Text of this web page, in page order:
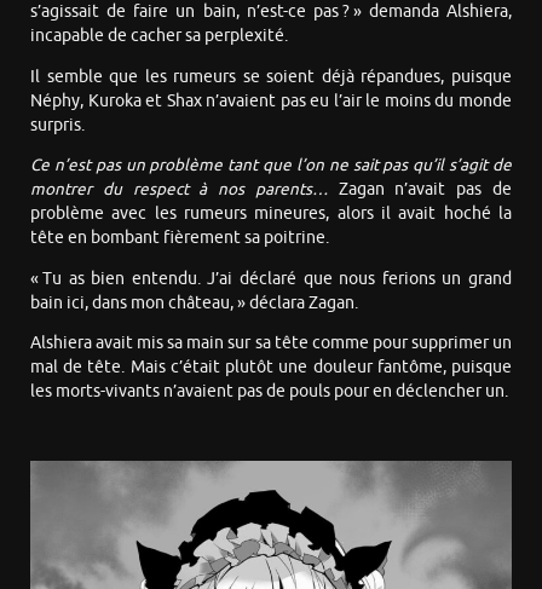
s’agissait de faire un bain, n’est-ce pas ? » demanda Alshiera,
incapable de cacher sa perplexité.
Il semble que les rumeurs se soient déjà répandues, puisque
Néphy, Kuroka et Shax n’avaient pas eu l’air le moins du monde
surpris.
Ce n’est pas un problème tant que l’on ne sait pas qu’il s’agit de
montrer du respect à nos parents… Zagan n’avait pas de
problème avec les rumeurs mineures, alors il avait hoché la
tête en bombant fièrement sa poitrine.
« Tu as bien entendu. J’ai déclaré que nous ferions un grand
bain ici, dans mon château, » déclara Zagan.
Alshiera avait mis sa main sur sa tête comme pour supprimer un
mal de tête. Mais c’était plutôt une douleur fantôme, puisque
les morts-vivants n’avaient pas de pouls pour en déclencher un.